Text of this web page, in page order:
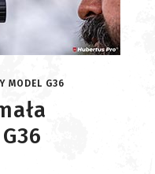
MODEL G36